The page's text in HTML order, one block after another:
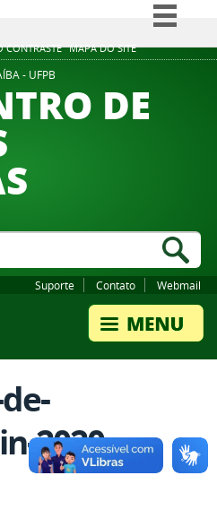
CONTRASTE MAPA DO SITE
Simplifique!
Participe
- UFPB
DE
Suporte Contato Webmail
2020